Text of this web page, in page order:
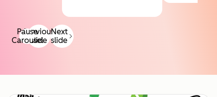
Previous
slide
Next
slide
Pause
Carousel